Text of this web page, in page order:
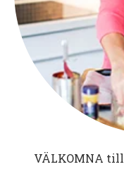
VÄLKOMNA till